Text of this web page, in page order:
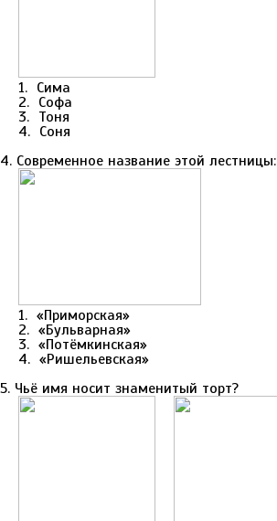
1. Сима
2. Софа
3. Тоня
4. Соня
4. Современное название этой лестницы:
1. «Приморская»
2. «Бульварная»
3. «Потёмкинская»
4. «Ришельевская»
5. Чьё имя носит знаменитый торт?